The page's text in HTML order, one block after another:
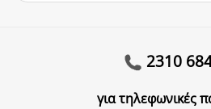
2310
για τηλεφωνικές